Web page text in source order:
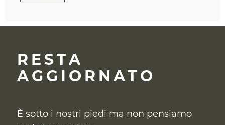
RESTA
AGGIORNATO
È sotto i nostri piedi ma non pensiamo